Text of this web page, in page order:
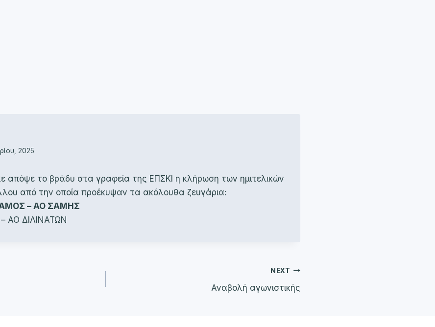
2025
απόψε το βράδυ στα γραφεία της ΕΠΣΚΙ η κλήρωση των ημιτελικών
από την οποία προέκυψαν τα ακόλουθα ζευγάρια:
– ΑΟ ΣΑΜΗΣ
ΑΟ ΔΙΛΙΝΑΤΩΝ
NEXT
Αναβολή αγωνιστικής